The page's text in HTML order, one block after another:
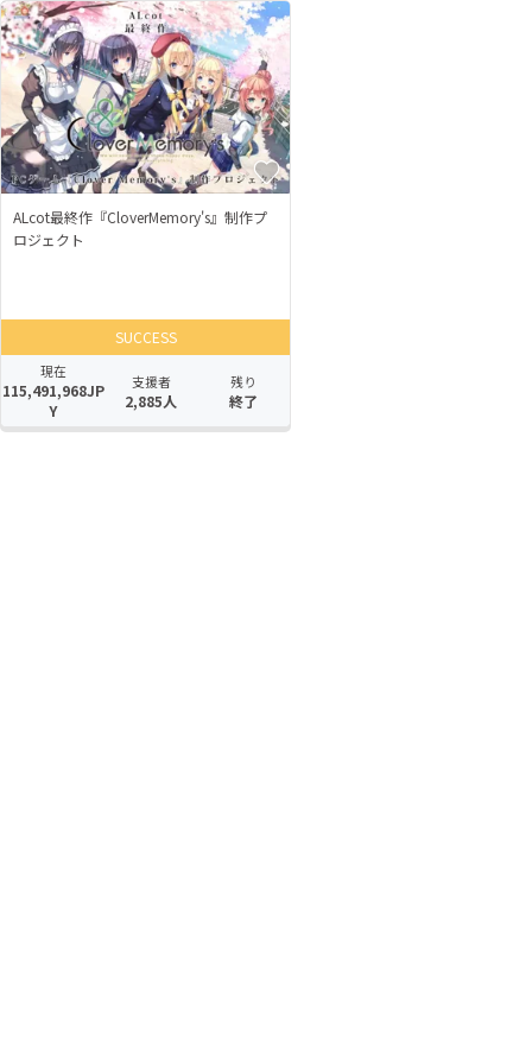
ALcot最終作『CloverMemory's』制作プ
ロジェクト
SUCCESS
現在
115,491,968JP
Y
支援者
2,885人
残り
終了